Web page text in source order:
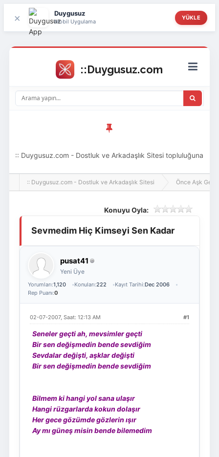
× Duygusuz
Mobil Uygulama
YÜKLE
Giriş Yap Üye Ol
:: Duygusuz.com - Dostluk ve Arkadaşlık Sitesi topluluğuna
hoş geldin ziyaretçi! Aramıza katılmak istersen kayıt
:: Duygusuz.com - Dostluk ve Arkadaşlık Sitesi Önce Aşk Gelir
Konuyu Oyla:
Sevmedim Hiç Kimseyi Sen Kadar
pusat41
Yeni Üye
Yorumları:1,120 Konuları:222 Kayıt Tarihi:Dec 2006
Rep Puanı:0
#1
02-07-2007, Saat: 12:13 AM
Seneler geçti ah, mevsimler geçti
Bir sen değişmedin bende sevdiğim
Sevdalar değişti, aşklar değişti
Bir sen değişmedin bende sevdiğim
Bilmem ki hangi yol sana ulaşır
Hangi rüzgarlarda kokun dolaşır
Her gece gözümde gözlerin ışır
Ay mı güneş misin bende bilemedim